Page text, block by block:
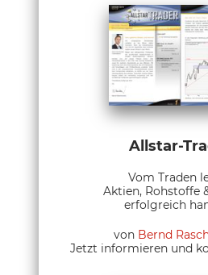
Allstar-
Vom Traden
Aktien, Rohstoffe
erfolgreich
von Bernd
Jetzt informieren und